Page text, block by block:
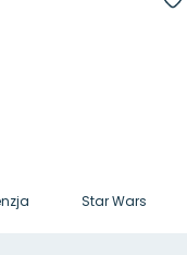
Star Wars